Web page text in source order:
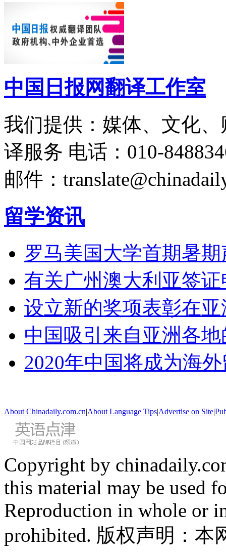
中国日报网翻译工作室
我们提供：媒体、文化
译服务 电话：010-
邮件：
留学资讯
罗马美国大学首期暑
有关广州澳大利亚签
设立新的奖项表彰在
中国吸引来自亚洲各
2020年中国将成为海
About Chinadaily.com.cn|About Language Tips|Advertise on Site|
Copyright by
this material may be used
Reproduction in whole or
prohibited. 版权声明：